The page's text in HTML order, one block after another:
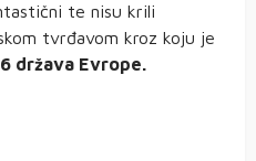
te nisu krili
tvrđavom kroz koju je
država Evrope.